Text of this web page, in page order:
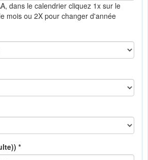
dans le calendrier cliquez 1x sur le
mois ou 2X pour changer d'année
*